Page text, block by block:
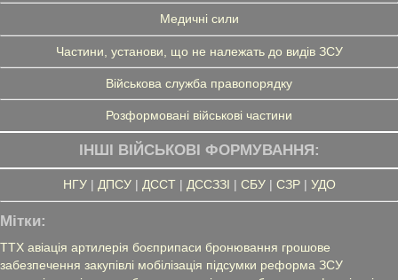
Медичні сили
Частини, установи, що не належать до видів ЗСУ
Військова служба правопорядку
Розформовані військові частини
ІНШІ ВІЙСЬКОВІ ФОРМУВАННЯ:
НГУ| ДПСУ| ДССТ| ДССЗЗІ | СБУ| СЗР| УДО
Мітки:
ТТХ авіація артилерія боєприпаси бронювання грошове
забезпечення закупівлі мобілізація підсумки реформа ЗСУ